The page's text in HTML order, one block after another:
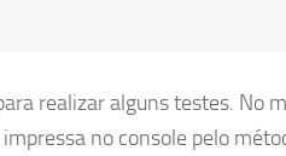
realizar alguns testes. No
no console pelo